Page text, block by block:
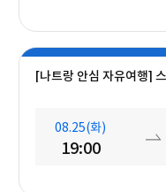
08.25(화)
19:00